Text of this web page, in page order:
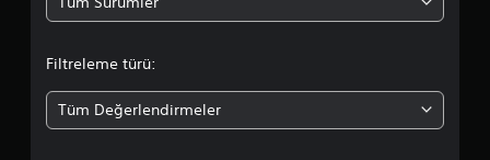
a
m
Filtreleme türü:
Tüm Değerlendirmeler